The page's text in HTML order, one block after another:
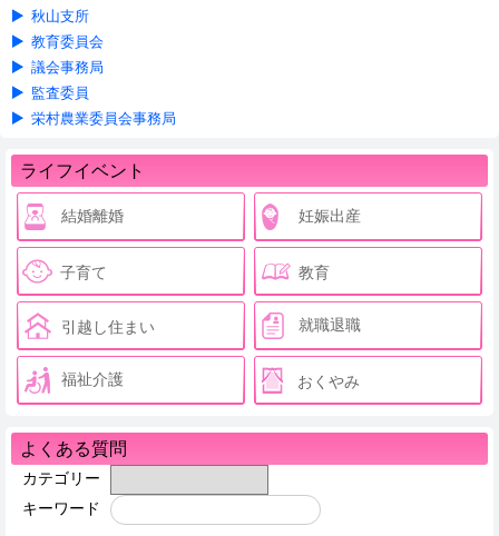
秋山支所
教育委員会
議会事務局
監査委員
栄村農業委員会事務局
ライフイベント
結婚離婚 妊娠出産
子育て 教育
引越し住まい 就職退職
福祉介護 おくやみ
よくある質問
カテゴリー
キーワード